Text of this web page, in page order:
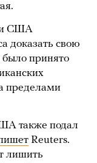
США
доказать свою
было принято
пределами
также подал
Reuters.
лишить